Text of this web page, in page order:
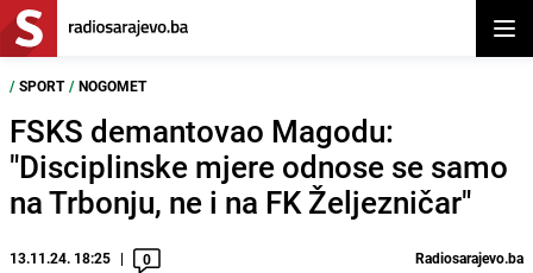
/ SPORT / NOGOMET
FSKS demantovao Magodu:
"Disciplinske mjere odnose se samo
na Trbonju, ne i na FK Željezničar"
13.11.24. 18:25 0 Radiosarajevo.ba